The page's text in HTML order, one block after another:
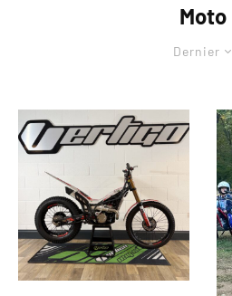
Moto
Dernier